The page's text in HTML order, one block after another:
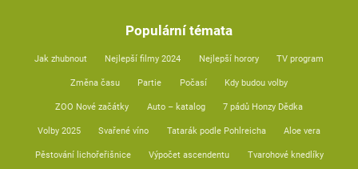
Populární témata
Jak zhubnout Nejlepší filmy 2024 Nejlepší horory TV program
Změna času Partie Počasí Kdy budou volby
ZOO Nové začátky Auto – katalog 7 pádů Honzy Dědka
Volby 2025 Svařené víno Tatarák podle Pohlreicha Aloe vera
Pěstování lichořeřišnice Výpočet ascendentu Tvarohové knedlíky